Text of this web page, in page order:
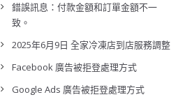
錯誤訊息：付款金額和訂單金額不一
致。
2025年6月9日 全家冷凍店到店服務調整
Facebook 廣告被拒登處理方式
Google Ads 廣告被拒登處理方式